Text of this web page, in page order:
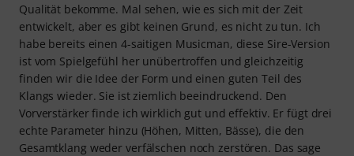
Qualität bekomme. Mal sehen, wie es sich mit der Zeit
entwickelt, aber es gibt keinen Grund, es nicht zu tun. Ich
habe bereits einen 4-saitigen Musicman, diese Sire-Version
ist vom Spielgefühl her unübertroffen und gleichzeitig
finden wir die Idee der Form und einen guten Teil des
Klangs wieder. Sie ist ziemlich beeindruckend. Den
Vorverstärker finde ich wirklich gut und effektiv. Er fügt drei
echte Parameter hinzu (Höhen, Mitten, Bässe), die den
Gesamtklang weder verfälschen noch zerstören. Das sage